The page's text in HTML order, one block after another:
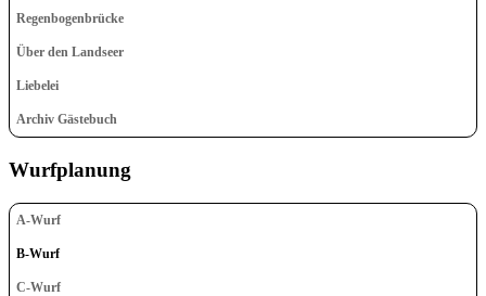
Regenbogenbrücke
Über den Landseer
Liebelei
Archiv Gästebuch
Wurfplanung
A-Wurf
B-Wurf
C-Wurf